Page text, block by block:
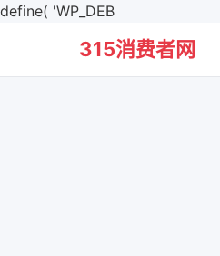
define( 'WP_DEB
315消费者网